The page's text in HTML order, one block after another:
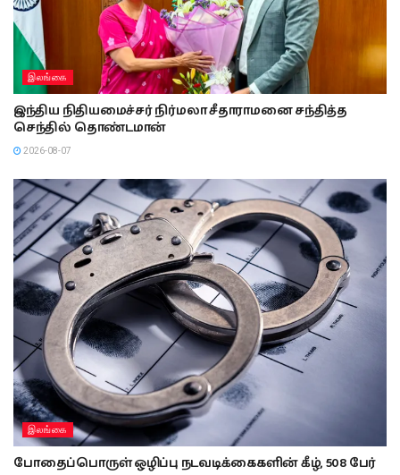
இலங்கை
இந்திய நிதியமைச்சர் நிர்மலா சீதாராமனை சந்தித்த
செந்தில் தொண்டமான்
2026-08-07
இலங்கை
போதைப்பொருள் ஒழிப்பு நடவடிக்கைகளின் கீழ், 508 பேர்